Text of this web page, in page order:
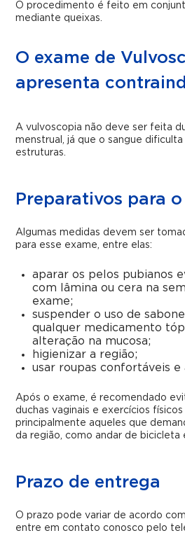
O procedimento é feito em
mediante queixas.
O exame de
apresenta
A vulvoscopia não deve ser feita
menstrual, já que o sangue dificulta
estruturas.
Preparativos para
Algumas medidas devem ser
para esse exame, entre elas:
aparar os pelos pubianos
com lâmina ou cera na
exame;
suspender o uso de
qualquer medicamento
alteração na mucosa;
higienizar a região;
usar roupas confortáveis e
Após o exame, é recomendado
duchas vaginais e exercícios físicos
principalmente aqueles que
da região, como andar de bicicleta
Prazo de entrega
O prazo pode variar de acordo
entre em contato conosco pelo